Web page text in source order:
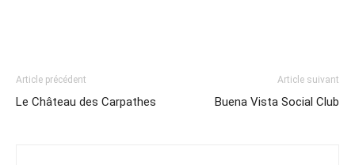
Article précédent
Le Château des Carpathes
Article suivant
Buena Vista Social Club